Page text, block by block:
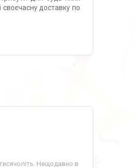
своєчасну доставку по
Нещодавно в